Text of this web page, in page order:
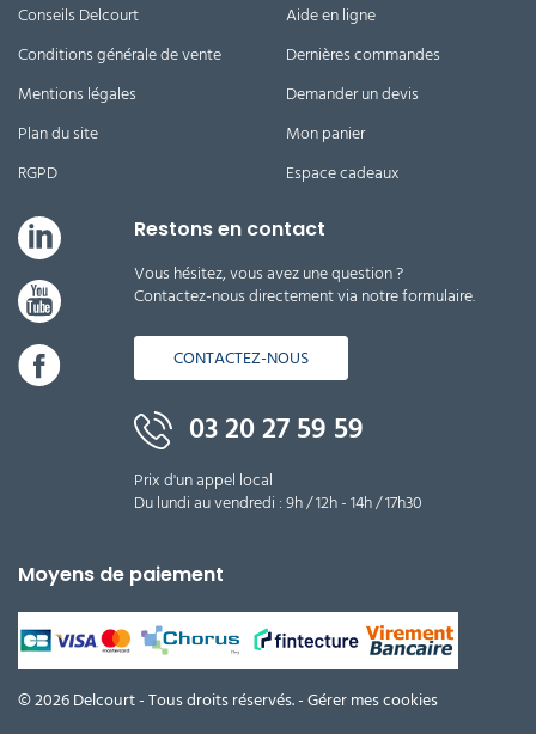
Conseils Delcourt
Conditions générale de vente
Mentions légales
Plan du site
RGPD
Aide en ligne
Dernières commandes
Demander un devis
Mon panier
Espace cadeaux
Restons en contact
Vous hésitez, vous avez une question ?
Contactez-nous directement via notre formulaire.
CONTACTEZ-NOUS
03 20 27 59 59
Prix d'un appel local
Du lundi au vendredi : 9h / 12h - 14h / 17h30
Moyens de paiement
© 2026 Delcourt - Tous droits réservés. -Gérer mes cookies